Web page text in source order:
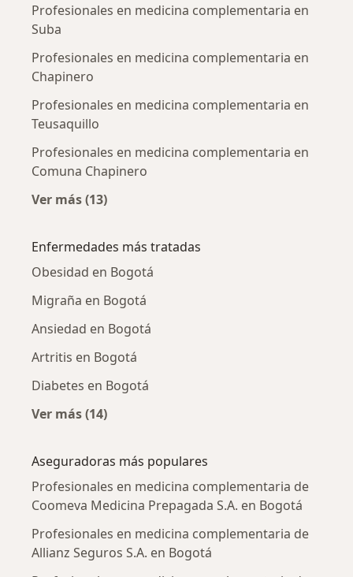
Profesionales en medicina complementaria en
Suba
Profesionales en medicina complementaria en
Chapinero
Profesionales en medicina complementaria en
Teusaquillo
Profesionales en medicina complementaria en
Comuna Chapinero
Ver más (13)
Enfermedades más tratadas
Obesidad en Bogotá
Migraña en Bogotá
Ansiedad en Bogotá
Artritis en Bogotá
Diabetes en Bogotá
Ver más (14)
Aseguradoras más populares
Profesionales en medicina complementaria de
Coomeva Medicina Prepagada S.A. en Bogotá
Profesionales en medicina complementaria de
Allianz Seguros S.A. en Bogotá